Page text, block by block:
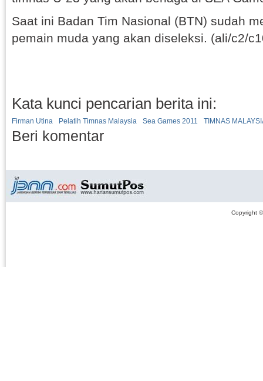
Saat ini Badan Tim Nasional (BTN) sudah
pemain muda yang akan diseleksi. (ali/c2/
Kata kunci pencarian berita ini:
Firman Utina Pelatih Timnas Malaysia Sea Games 2011 TIMNAS
Beri komentar
Copyright